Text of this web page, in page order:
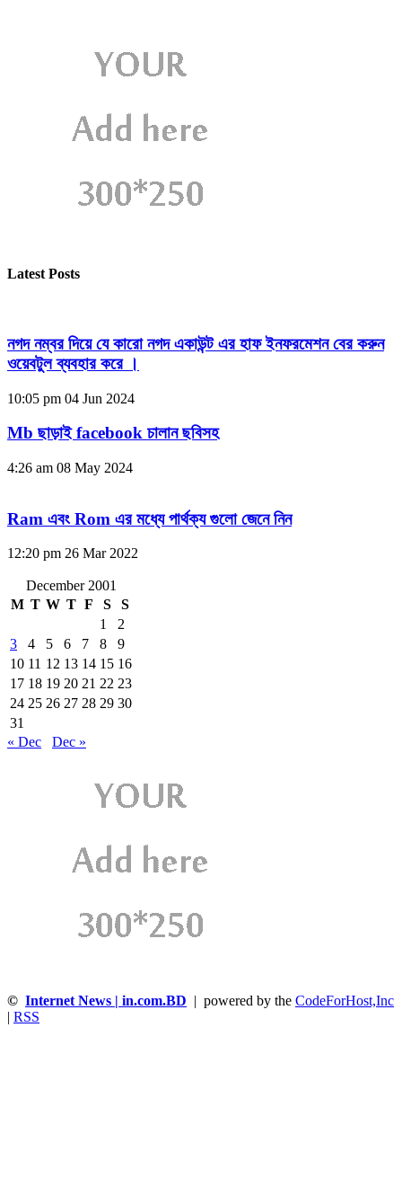
Latest Posts
নগদ নম্বর দিয়ে যে কারো নগদ একাউন্ট এর হাফ ইনফরমেশন বের করুন
ওয়েবটুল ব্যবহার করে ।
10:05 pm 04 Jun 2024
Mb ছাড়াই facebook চালান ছবিসহ
4:26 am 08 May 2024
Ram এবং Rom এর মধ্যে পার্থক্য গুলো জেনে নিন
12:20 pm 26 Mar 2022
December 2001
M T W T F S
S
1
2
3
4 5 6 7 8
9
10 11 12 13 14 15 16
17 18 19 20 21 22 23
24 25 26 27 28 29 30
31
« Dec
Dec »
© Internet News | in.com.BD | powered by the CodeForHost,Inc
RSS